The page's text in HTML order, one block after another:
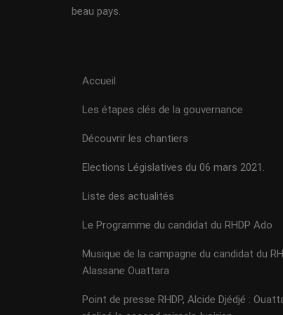
beau pays.
Accueil
Les étapes clés de la gouvernance
Découvrir les chantiers
Elections Législatives du 06 mars 2021.
Liste des actualités
Le Programme du candidat du RHDP Ado
Musique de la campagne du candidat du
Alassane Ouattara
Point de presse RHDP, Alcide Djédjé :